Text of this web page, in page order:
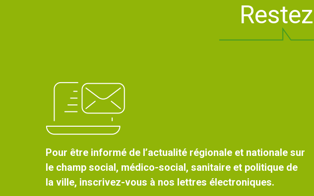
Pour être informé de l’actualité régionale et nationale sur
le champ social, médico-social, sanitaire et politique de
la ville, inscrivez-vous à nos lettres électroniques.